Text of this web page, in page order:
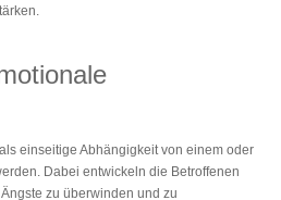
einseitige Abhängigkeit von einem oder
Dabei entwickeln die Betroffenen
zu überwinden und zu